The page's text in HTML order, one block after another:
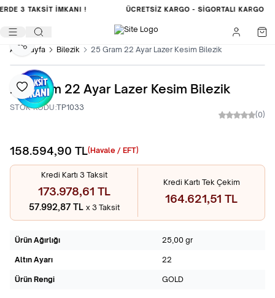
3 TAKSİT İMKANI ! ÜCRETSIZ KARGO - SIGORTALI KARGO
Ana Sayfa Bilezik 25 Gram 22 Ayar Lazer Kesim Bilezik
Favoriye Ekle
Paylaş
25 Gram 22 Ayar Lazer Kesim Bilezik
STOK KODU:TP1033
(0)
158.594,90 TL(Havale / EFT)
Kredi Kartı 3 Taksit
173.978,61 TL
57.992,87 TL x 3 Taksit
Kredi Kartı Tek Çekim
164.621,51 TL
Ürün Ağırlığı 25,00 gr
Altın Ayarı 22
Ürün Rengi GOLD